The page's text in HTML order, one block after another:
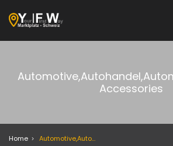
Accessories
Home Automotive,Autohandel,Automotive Parts & Accessories